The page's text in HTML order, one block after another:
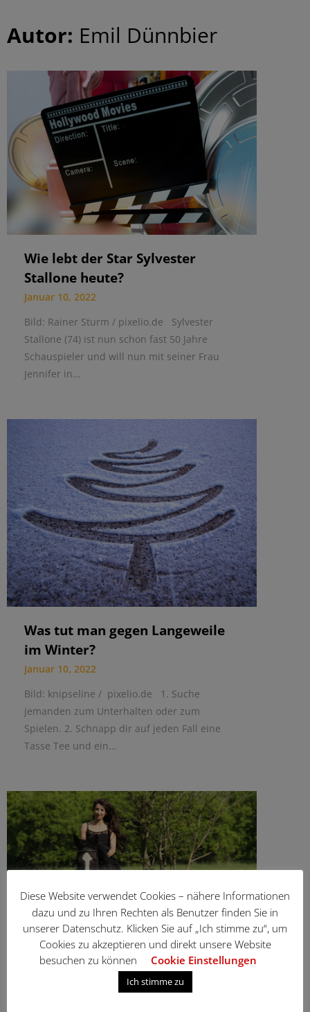
Autor: Emil Dünnbier
Wie lebt der Star Sylvester
Stallone heute?
Januar 10, 2022
Bild: Rainer Sturm / pixelio.de Sylvester
Stallone (74) ist nun schon fast 50 Jahre
Schauspieler und will nun mit seiner Frau
Jennifer in…
Was tut man gegen Langeweile
im Winter?
Januar 10, 2022
Bild: knipseline / pixelio.de 1. Suche
jemanden zum Unterhalten oder zum
Spielen. 2. Schnapp dir auf jeden Fall eine
Tasse Tee und ein…
Schulfächer, die wir uns
Diese Website verwendet Cookies – nähere Informationen
dazu und zu Ihren Rechten als Benutzer finden Sie in
unserer Datenschutz. Klicken Sie auf „Ich stimme zu“, um
Cookies zu akzeptieren und direkt unsere Website
besuchen zu können
Cookie Einstellungen
Ich stimme zu